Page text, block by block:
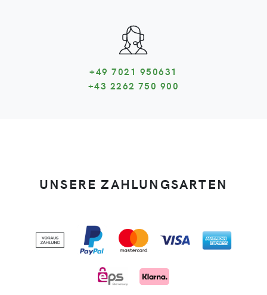
+49 7021 950631
+43 2262 750 900
UNSERE ZAHLUNGSARTEN